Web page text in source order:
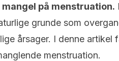
på menstruation.
grunde som
årsager. I denne artikel
menstruation.